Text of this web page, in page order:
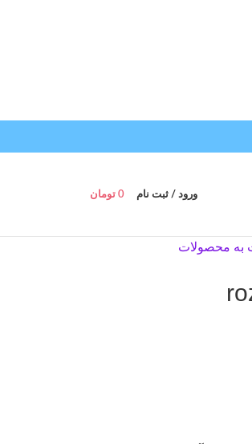
ورود / ثبت نام 0 تومان
به محصولات